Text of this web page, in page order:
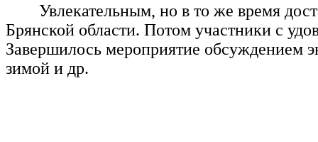
Увлекательным, но в то же время
Брянской области. Потом участники с
Завершилось мероприятие обсуждением
зимой и др.